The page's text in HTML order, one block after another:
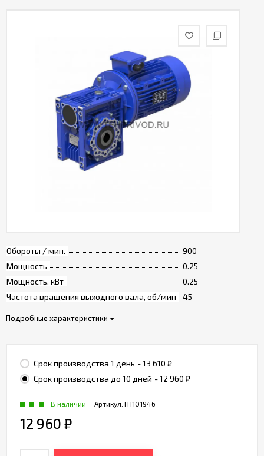
Обороты / мин.
900
Мощность
0.25
Мощность, кВт
0.25
Частота вращения выходного вала, об/мин
45
Подробные характеристики
Срок производства 1 день - 13 610 ₽
Срок производства до 10 дней - 12 960 ₽
Артикул:TH101946
В наличии
12 960 ₽